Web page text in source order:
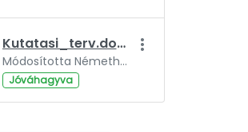
Kutatasi_terv.docx
Módosította Németh Szabolcs, ennyi ideje: 3 év.
Jóváhagyva